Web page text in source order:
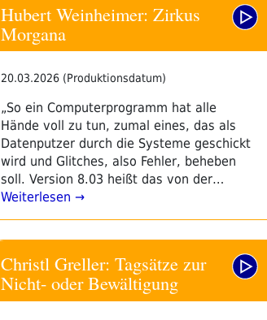
Hubert Weinheimer: Zirkus
Morgana
20.03.2026 (Produktionsdatum)
„So ein Computerprogramm hat alle
Hände voll zu tun, zumal eines, das als
Datenputzer durch die Systeme geschickt
wird und Glitches, also Fehler, beheben
soll. Version 8.03 heißt das von der…
Weiterlesen →
Christl Greller: Tagsätze zur
Nicht- oder Bewältigung